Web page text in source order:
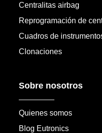
Centralitas airbag
Reprogramación de
Cuadros de
Clonaciones
Sobre nosotros
Quienes somos
Blog Eutronics